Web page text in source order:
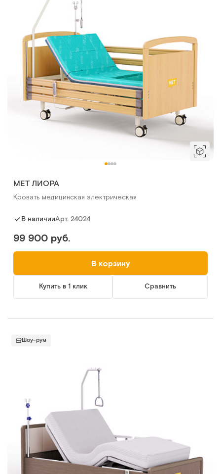
MET ЛИОРА
Кровать медицинская электрическая
В наличииАрт. 24024
99 900 руб.
В корзину
Купить в 1 клик Сравнить
Шоу-рум